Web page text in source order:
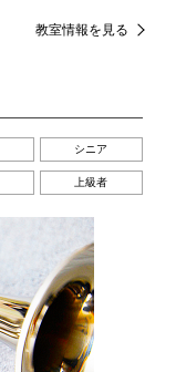
教室情報を見る
シニア
上級者